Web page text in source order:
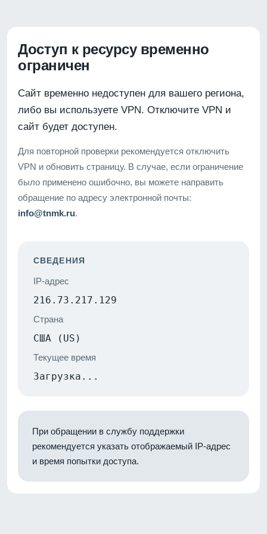
Доступ к ресурсу временно
ограничен
Сайт временно недоступен для вашего региона,
либо вы используете VPN. Отключите VPN и
сайт будет доступен.
Для повторной проверки рекомендуется отключить
VPN и обновить страницу. В случае, если ограничение
было применено ошибочно, вы можете направить
обращение по адресу электронной почты:
info@tnmk.ru.
СВЕДЕНИЯ
IP-адрес
216.73.217.129
Страна
США (US)
Текущее время
Загрузка...
При обращении в службу поддержки
рекомендуется указать отображаемый IP-адрес
и время попытки доступа.